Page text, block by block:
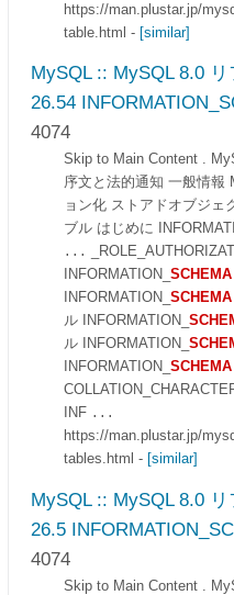
https://man.plustar.jp/
table.html - [similar]
MySQL :: MySQL 8.0
26.54
4074
Skip to Main Content .
序文と法的通知 一般情報
ョン化 ストアドオブジェ
ブル はじめに
...
INFORMATION_ SCHEMA
INFORMATION_ SCHEMA
ル INFORMATION_
ル INFORMATION_
INFORMATION_ SCHEMA
INF ...
https://man.plustar.jp/
tables.html - [similar]
MySQL :: MySQL 8.0
26.5
4074
Skip to Main Content .